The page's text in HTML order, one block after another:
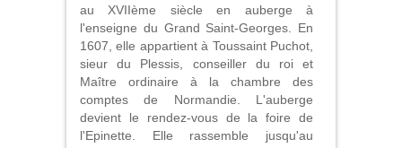
au XVIIème siècle en auberge à
l'enseigne du Grand Saint-Georges. En
1607, elle appartient à Toussaint Puchot,
sieur du Plessis, conseiller du roi et
Maître ordinaire à la chambre des
comptes de Normandie. L'auberge
devient le rendez-vous de la foire de
l'Epinette. Elle rassemble jusqu'au